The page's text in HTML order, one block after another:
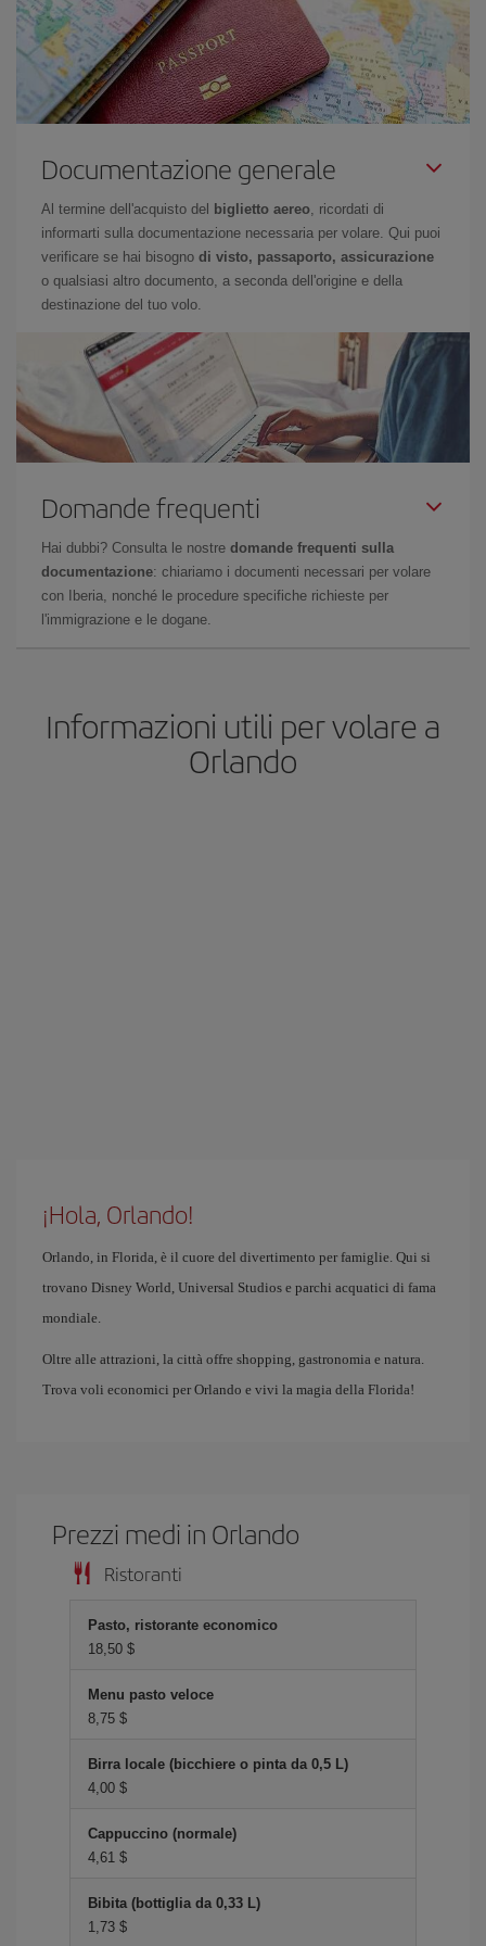
Documentazione generale
Al termine dell'acquisto del biglietto aereo, ricordati di
informarti sulla documentazione necessaria per volare. Qui puoi
verificare se hai bisogno di visto, passaporto, assicurazione
o qualsiasi altro documento, a seconda dell'origine e della
destinazione del tuo volo.
Domande frequenti
Hai dubbi? Consulta le nostre domande frequenti sulla
documentazione: chiariamo i documenti necessari per volare
con Iberia, nonché le procedure specifiche richieste per
l'immigrazione e le dogane.
Informazioni utili per volare a
Orlando
¡Hola, Orlando!
Orlando, in Florida, è il cuore del divertimento per famiglie. Qui si
trovano Disney World, Universal Studios e parchi acquatici di fama
mondiale.
Oltre alle attrazioni, la città offre shopping, gastronomia e natura.
Trova voli economici per Orlando e vivi la magia della Florida!
Prezzi medi in Orlando
Ristoranti
Pasto, ristorante economico
18,50 $
Menu pasto veloce
8,75 $
Birra locale (bicchiere o pinta da 0,5 L)
4,00 $
Cappuccino (normale)
4,61 $
Bibita (bottiglia da 0,33 L)
1,73 $